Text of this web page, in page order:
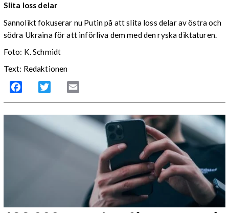
Slita loss delar
Sannolikt fokuserar nu Putin på att slita loss delar av östra och
södra Ukraina för att införliva dem med den ryska diktaturen.
Foto: K. Schmidt
Text: Redaktionen
Facebook Twitter